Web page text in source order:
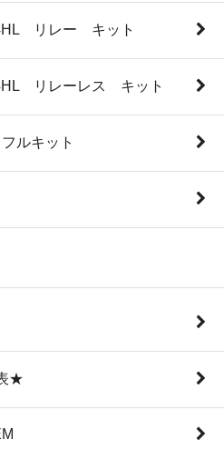
リレー キット
リレーレス キット
ルキット
★